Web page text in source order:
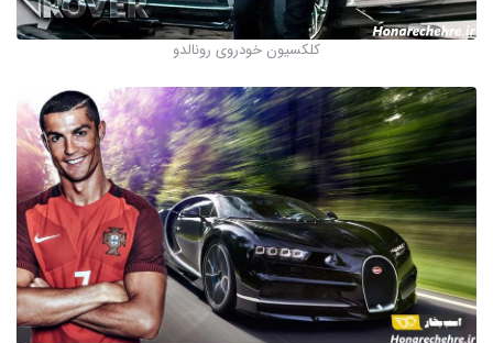
کلکسیون خودروی رونالدو